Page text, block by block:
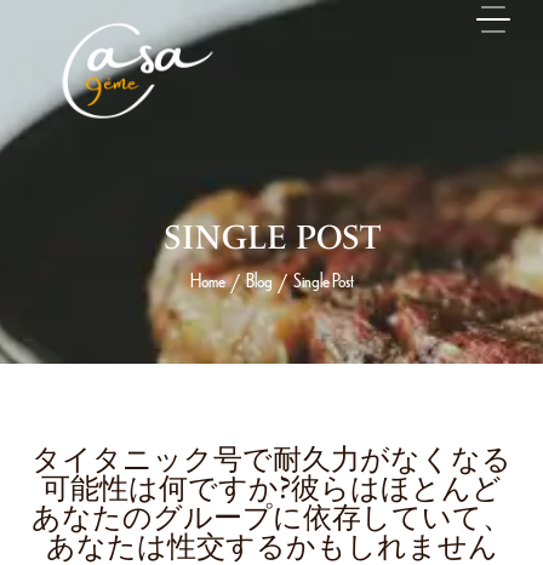
SINGLE POST
Home / Blog / Single Post
タイタニック号で耐久力がなくなる
可能性は何ですか?彼らはほとんど
あなたのグループに依存していて、
あなたは性交するかもしれません